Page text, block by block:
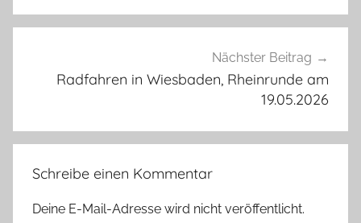
Nächster Beitrag
Radfahren in Wiesbaden, Rheinrunde am
19.05.2026
Schreibe einen Kommentar
Deine E-Mail-Adresse wird nicht veröffentlicht.